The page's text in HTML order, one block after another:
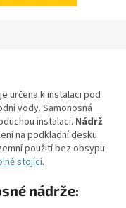
je určena k instalaci pod
vody. Samonosná
instalaci. Nádrž
na podkladní desku
použití bez obsypu
stojící.
nádrže: